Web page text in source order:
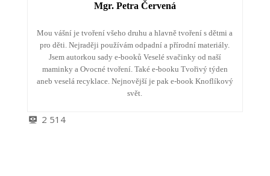
Mgr. Petra Červená
Mou vášní je tvoření všeho druhu a hlavně tvoření s dětmi a
pro děti. Nejraději používám odpadní a přírodní materiály.
Jsem autorkou sady e-booků Veselé svačinky od naší
maminky a Ovocné tvoření. Také e-booku Tvořivý týden
aneb veselá recyklace. Nejnovější je pak e-book Knoflíkový
svět.
2 514